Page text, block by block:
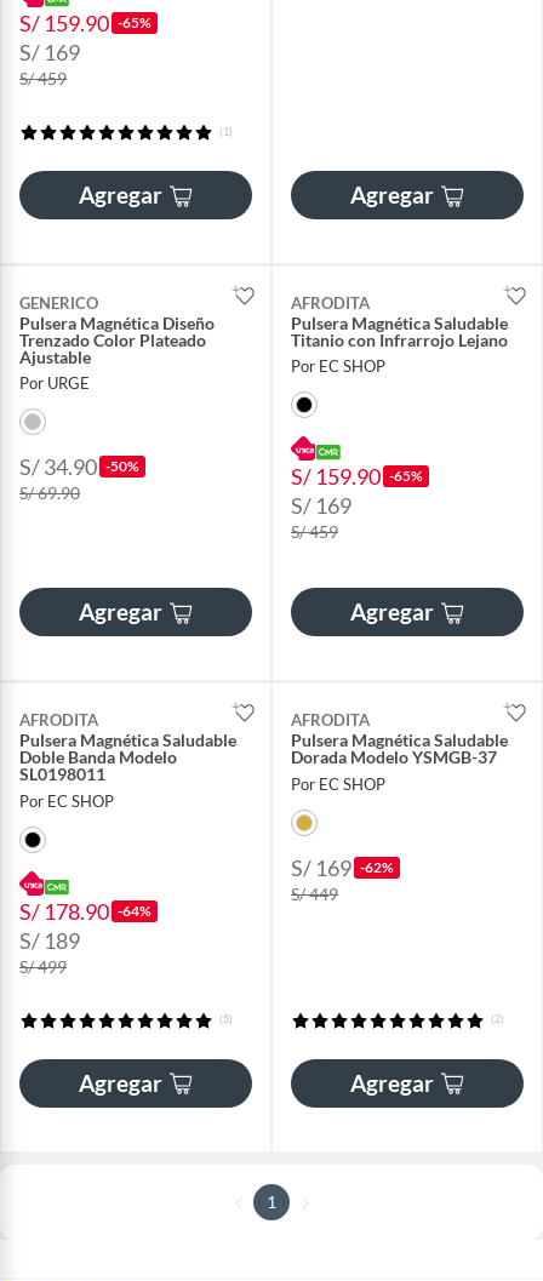
S/ 159.90 -65%
S/ 169
S/ 459
(1)
Agregar Agregar
GENERICO
Pulsera Magnética Diseño
Trenzado Color Plateado
Ajustable
Por URGE
S/ 34.90 -50%
S/ 69.90
Agregar
AFRODITA
Pulsera Magnética Saludable
Titanio con Infrarrojo Lejano
Por EC SHOP
S/ 159.90 -65%
S/ 169
S/ 459
Agregar
AFRODITA
Pulsera Magnética Saludable
Doble Banda Modelo
SL0198011
Por EC SHOP
S/ 178.90 -64%
S/ 189
S/ 499
(5)
Agregar
AFRODITA
Pulsera Magnética Saludable
Dorada Modelo YSMGB-37
Por EC SHOP
S/ 169 -62%
S/ 449
(2)
Agregar
1